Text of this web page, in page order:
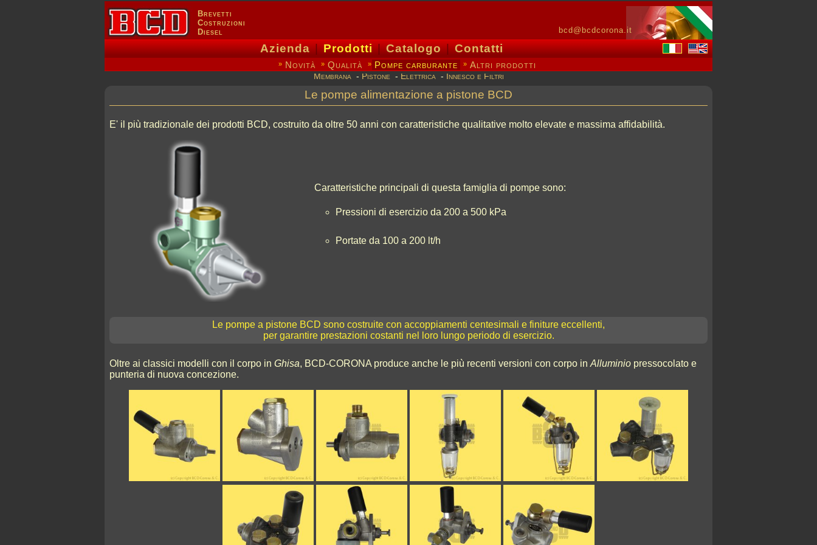
Brevetti
Costruzioni
Diesel
bcd@bcdcorona.it
Azienda|Prodotti|Catalogo|Contatti
» Novità » Qualità » Pompe carburante » Altri prodotti
Membrana - Pistone - Elettrica - Innesco e Filtri
Le pompe alimentazione a pistone BCD
E' il più tradizionale dei prodotti BCD, costruito da oltre 50 anni con caratteristiche qualitative molto elevate e massima affidabilità.
Caratteristiche principali di questa famiglia di pompe sono:
Pressioni di esercizio da 200 a 500 kPa
Portate da 100 a 200 lt/h
Le pompe a pistone BCD sono costruite con accoppiamenti centesimali e finiture eccellenti,
per garantire prestazioni costanti nel loro lungo periodo di esercizio.
Oltre ai classici modelli con il corpo in Ghisa, BCD-CORONA produce anche le più recenti versioni con corpo in Alluminio pressocolato e
punteria di nuova concezione.